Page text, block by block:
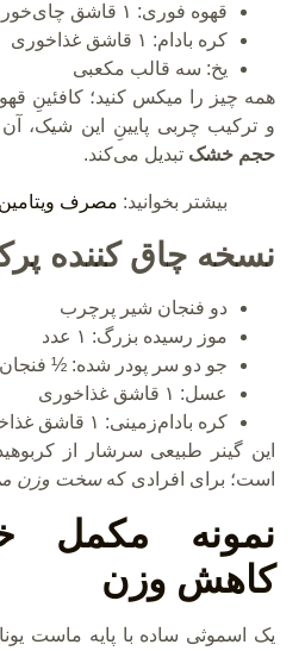
قهوه فوری: ۱ قاشق چای‌خوری
کره بادام: ۱ قاشق غذاخوری
یخ: سه قالب مکعبی
همه چیز را میکس کنید؛ کافئینِ
و ترکیب چربی پایینِ این شیک، آن
حجم خشک تبدیل می‌کند.
بیشتر بخوانید: مصرف ویتامین B6 در بدنسازی
نسخه چاق کننده
دو فنجان شیر پرچرب
موز رسیده بزرگ: ۱ عدد
جو دو سر پودر شده: ½ فنجان
عسل: ۱ قاشق غذاخوری
کره بادام‌زمینی: ۱ قاشق غذاخوری
این گینر طبیعی سرشار از
است؛ برای افرادی کهسخت وزن
نمونه مکمل
کاهش وزن
یک اسموثی ساده با پایه ماست